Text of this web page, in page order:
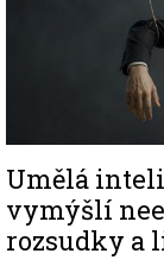
Umělá
vymýšlí
rozsudky a